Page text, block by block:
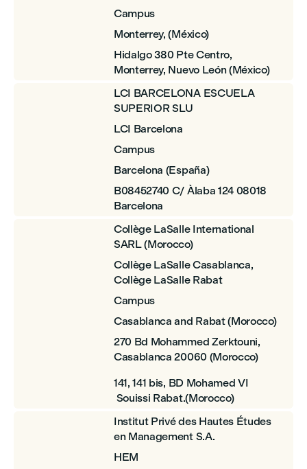
Campus
Monterrey, (México)
Hidalgo 380 Pte Centro,
Monterrey, Nuevo León (México)
LCI BARCELONA ESCUELA
SUPERIOR SLU
LCI Barcelona
Campus
Barcelona (España)
B08452740 C/ Àlaba 124 08018
Barcelona
Collège LaSalle International
SARL (Morocco)
Collège LaSalle Casablanca,
Collège LaSalle Rabat
Campus
Casablanca and Rabat (Morocco)
270 Bd Mohammed Zerktouni,
Casablanca 20060 (Morocco)
141, 141 bis, BD Mohamed VI
Souissi Rabat.(Morocco)
Institut Privé des Hautes Études
en Management S.A.
HEM